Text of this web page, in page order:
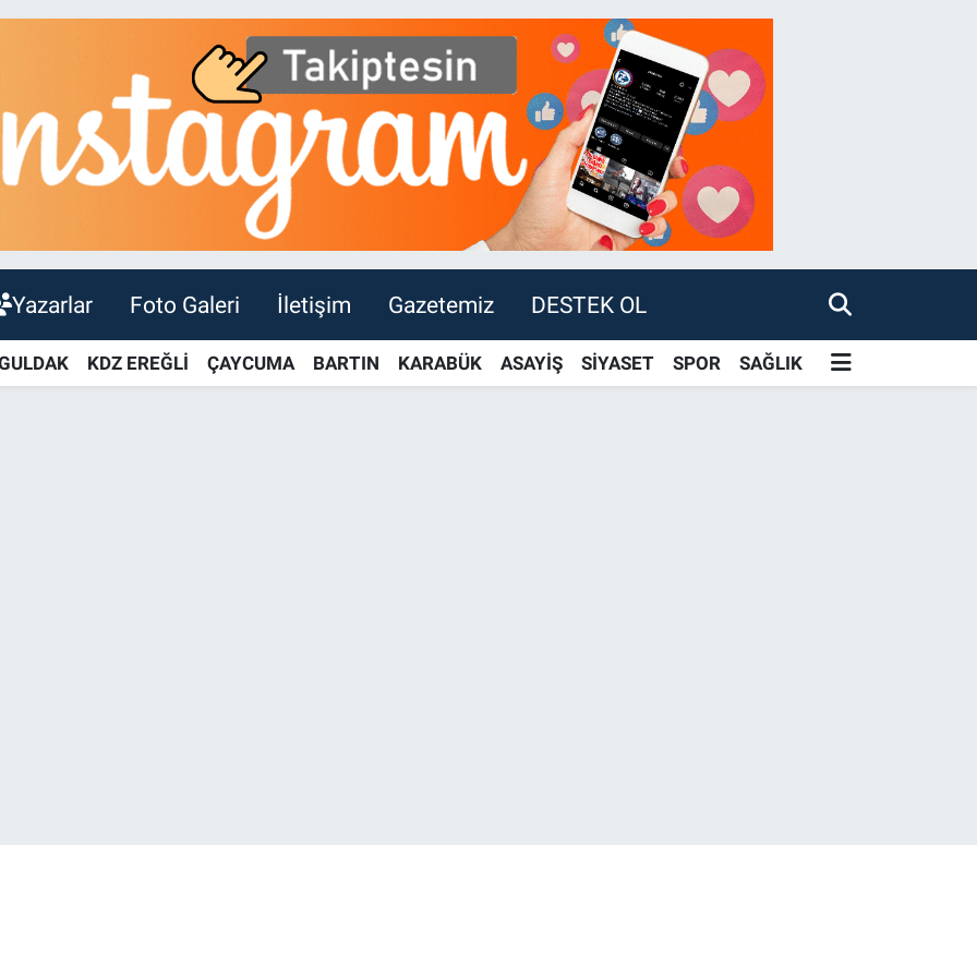
Yazarlar Foto Galeri İletişim Gazetemiz DESTEK OL
KDZ EREĞLİ ÇAYCUMA BARTIN KARABÜK ASAYİŞ SİYASET SPOR SAĞLIK